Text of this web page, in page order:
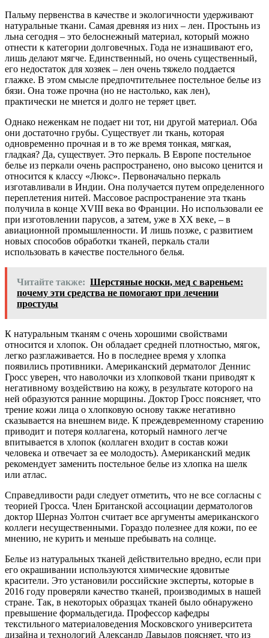
Пальму первенства в качестве и экологичности удерживают
натуральные ткани. Самая древняя из них – лен. Простынь из
льна сегодня – это белоснежный материал, который можно
отнести к категории долговечных. Года не изнашивают его,
лишь делают мягче. Единственный, но очень существенный,
его недостаток для хозяек – лен очень тяжело поддается
глажке. В этом смысле предпочтительнее постельное белье из
бязи. Она тоже прочна (но не настолько, как лен),
практически не мнется и долго не теряет цвет.
Однако неженкам не подает ни тот, ни другой материал. Оба
они достаточно грубы. Существует ли ткань, которая
одновременно прочная и в то же время тонкая, мягкая,
гладкая? Да, существует. Это перкаль. В Европе постельное
белье из перкали очень распространено, оно высоко ценится и
относится к классу «Люкс». Первоначально перкаль
изготавливали в Индии. Она получается путем определенного
переплетения нитей. Массовое распространение эта ткань
получила в конце XVIII века во Франции. Но использовали ее
при изготовлении парусов, а затем, уже в XX веке, – в
авиационной промышленности. И лишь позже, с развитием
новых способов обработки тканей, перкаль стали
использовать в качестве постельного белья.
Читайте также: Шерстяные носки, мед с вареньем:
почему эти средства не помогают при лечении
простуды
К натуральным тканям с очень хорошими свойствами
относится и хлопок. Он обладает средней плотностью, мягок,
легко разглаживается. Но в последнее время у хлопка
появились противники. Американский дерматолог Деннис
Гросс уверен, что наволочки из хлопковой ткани приводят к
негативному воздействию на кожу, в результате которого на
ней образуются ранние морщины. Доктор Гросс поясняет, что
трение кожи лица о хлопковую основу также негативно
сказывается на внешнем виде. К преждевременному старению
приводит и потеря коллагена, который намного легче
впитывается в хлопок (коллаген входит в состав кожи
человека и отвечает за ее молодость). Американский медик
рекомендует заменить постельное белье из хлопка на шелк
или атлас.
Справедливости ради следует отметить, что не все согласны с
теорией Гросса. Член Британской ассоциации дерматологов
доктор Шерназ Уолтон считает все аргументы американского
коллеги несущественными. Гораздо полезнее для кожи, по ее
мнению, не курить и меньше пребывать на солнце.
Белье из натуральных тканей действительно вредно, если при
его окрашивании используются химические ядовитые
красители. Это установили российские эксперты, которые в
2016 году проверяли качество тканей, производимых в нашей
стране. Так, в некоторых образцах тканей было обнаружено
превышение формальдегида. Профессор кафедры
текстильного материаловедения Московского университета
дизайна и технологий Александр Давыдов поясняет, что из